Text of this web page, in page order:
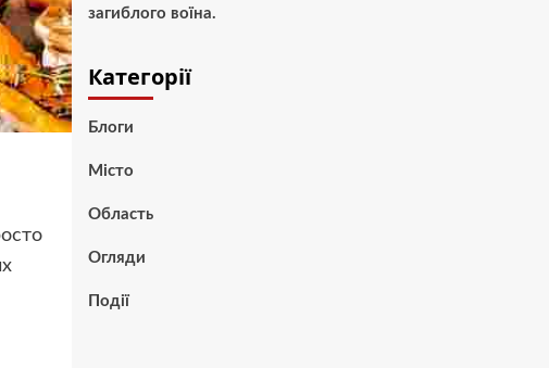
загиблого воїна.
Категорії
Блоги
Місто
Область
Огляди
Події